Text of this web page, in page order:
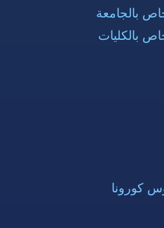
بالجامعة
بالكليات
كورونا